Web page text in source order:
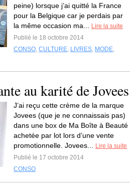
peine) lorsque j’ai quitté la France
pour la Belgique car je perdais par
la même occasion ma...
Lire la suite
Publié le 18 octobre 2014
CONSO, CULTURE, LIVRES, MODE,
au karité de Jovees
J’ai reçu cette crème de la marque
Jovees (que je ne connaissais pas)
dans une box de Ma Boîte à Beauté
achetée par lot lors d’une vente
promotionnelle. Jovees...
Lire la suite
Publié le 17 octobre 2014
CONSO